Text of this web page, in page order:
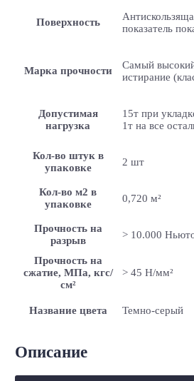
Поверхность
показатель
Марка прочности
Самый
истирание
Допустимая
нагрузка
15т при
1т на все
Кол-во штук в
упаковке
2 шт
Кол-во м2 в
упаковке
0,720 м²
Прочность на
разрыв
> 10.000
Прочность на
сжатие, МПа, кгс/
см²
> 45 Н/мм²
Название цвета Темно-серый
Описание